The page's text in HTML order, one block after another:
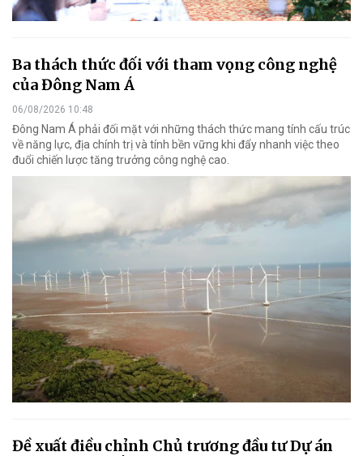
Ba thách thức đối với tham vọng công nghệ
của Đông Nam Á
06/08/2026 10:48
Đông Nam Á phải đối mặt với những thách thức mang tính cấu trúc
về năng lực, địa chính trị và tính bền vững khi đẩy nhanh việc theo
đuổi chiến lược tăng trưởng công nghệ cao.
Đề xuất điều chỉnh Chủ trương đầu tư Dự án